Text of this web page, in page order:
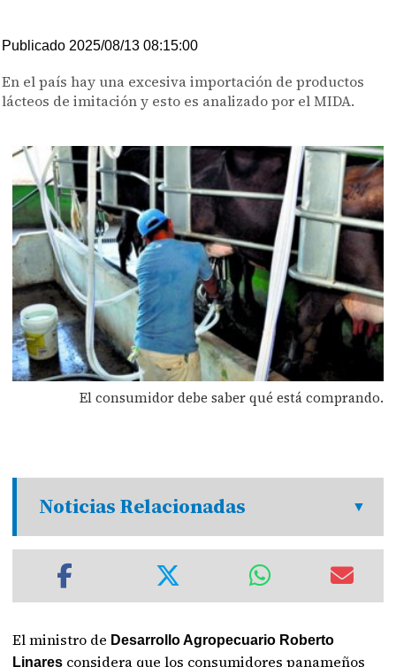
Publicado 2025/08/13 08:15:00
En el país hay una excesiva importación de productos
lácteos de imitación y esto es analizado por el MIDA.
El consumidor debe saber qué está comprando.
Noticias Relacionadas
El ministro de Desarrollo Agropecuario Roberto
Linares considera que los consumidores panameños